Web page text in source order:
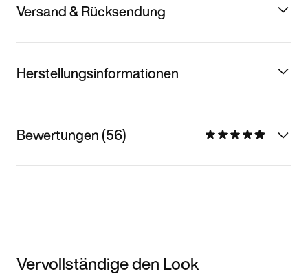
Versand & Rücksendung
Herstellungsinformationen
Bewertungen (56)
Vervollständige den Look